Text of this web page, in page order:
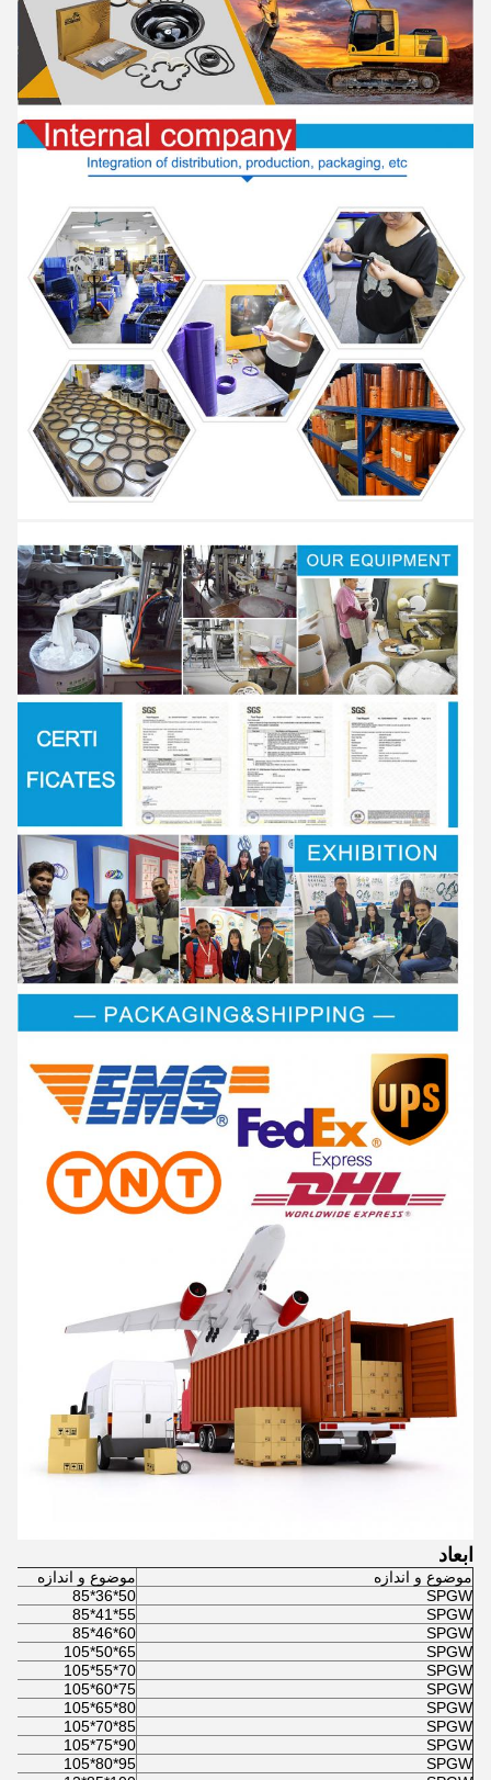
ابعاد
موضوع و اندازه
موضوع و اندازه
SPGW
50*36*85
SPGW
55*41*85
SPGW
60*46*85
SPGW
65*50*105
SPGW
70*55*105
SPGW
75*60*105
SPGW
80*65*105
SPGW
85*70*105
SPGW
90*75*105
SPGW
95*80*105